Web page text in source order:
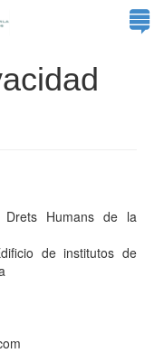
Drets Humans de la
de institutos de